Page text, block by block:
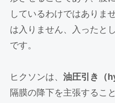
しているわけではありま
は入りません、入ったと
です。
ヒクソンは、 油圧引き（
隔膜の降下を主張するこ